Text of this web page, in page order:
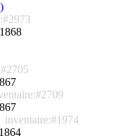
inventaire:#1974